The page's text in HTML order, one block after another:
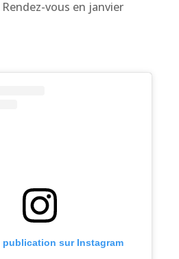
vous en janvier
publication sur Instagram